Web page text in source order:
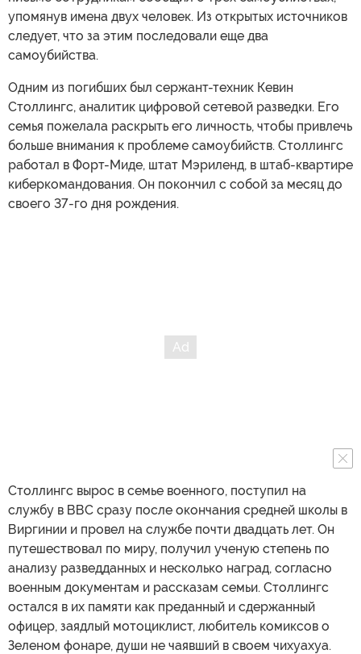
упомянув имена двух человек. Из открытых источников
следует, что за этим последовали еще два
самоубийства.
Одним из погибших был сержант-техник Кевин
Столлингс, аналитик цифровой сетевой разведки. Его
семья пожелала раскрыть его личность, чтобы привлечь
больше внимания к проблеме самоубийств. Столлингс
работал в Форт-Миде, штат Мэриленд, в штаб-квартире
киберкомандования. Он покончил с собой за месяц до
своего 37-го дня рождения.
Столлингс вырос в семье военного, поступил на
службу в ВВС сразу после окончания средней школы в
Виргинии и провел на службе почти двадцать лет. Он
путешествовал по миру, получил ученую степень по
анализу разведданных и несколько наград, согласно
военным документам и рассказам семьи. Столлингс
остался в их памяти как преданный и сдержанный
офицер, заядлый мотоциклист, любитель комиксов о
Зеленом фонаре, души не чаявший в своем чихуахуа.